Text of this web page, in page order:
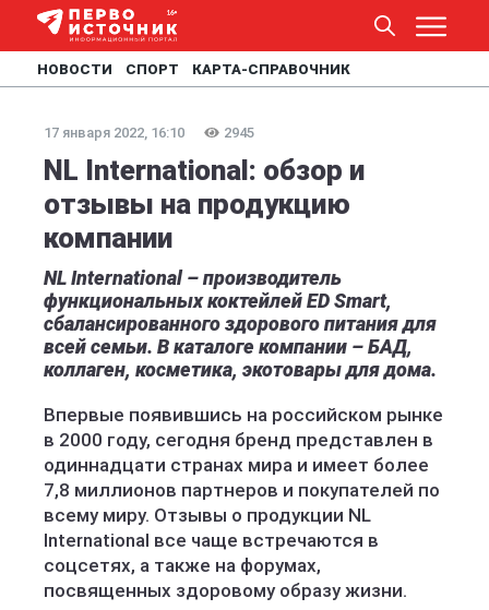
НОВОСТИ СПОРТ КАРТА-СПРАВОЧНИК
17 января 2022, 16:10 2945
NL International: обзор и
отзывы на продукцию
компании
NL International – производитель
функциональных коктейлей ED Smart,
сбалансированного здорового питания для
всей семьи. В каталоге компании – БАД,
коллаген, косметика, экотовары для дома.
Впервые появившись на российском рынке
в 2000 году, сегодня бренд представлен в
одиннадцати странах мира и имеет более
7,8 миллионов партнеров и покупателей по
всему миру. Отзывы о продукции NL
International все чаще встречаются в
соцсетях, а также на форумах,
посвященных здоровому образу жизни.